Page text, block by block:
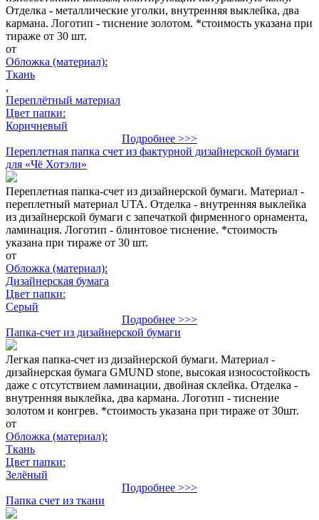
Отделка - металлические уголки, внутренняя выклейка, два
кармана. Логотип - тиснение золотом. *стоимость указана при
тираже от 30 шт.
от
Обложка (материал):
Ткань
,
Переплётный материал
Цвет папки:
Коричневый
Подробнее >>>
Переплетная папка счет из фактурной дизайнерской бумаги
для «Чё Хотэли»
Переплетная папка-счет из дизайнерской бумаги. Материал -
переплетный материал UTA. Отделка - внутренняя выклейка
из дизайнерской бумаги с запечаткой фирменного орнамента,
ламинация. Логотип - блинтовое тиснение. *стоимость
указана при тираже от 30 шт.
от
Обложка (материал):
Дизайнерская бумага
Цвет папки:
Серый
Подробнее >>>
Папка-счет из дизайнерской бумаги
Легкая папка-счет из дизайнерской бумаги. Материал -
дизайнерская бумага GMUND stone, высокая износостойкость
даже с отсутствием ламинации, двойная склейка. Отделка -
внутренняя выклейка, два кармана. Логотип - тиснение
золотом и конгрев. *стоимость указана при тираже от 30шт.
от
Обложка (материал):
Ткань
Цвет папки:
Зелёный
Подробнее >>>
Папка счет из ткани